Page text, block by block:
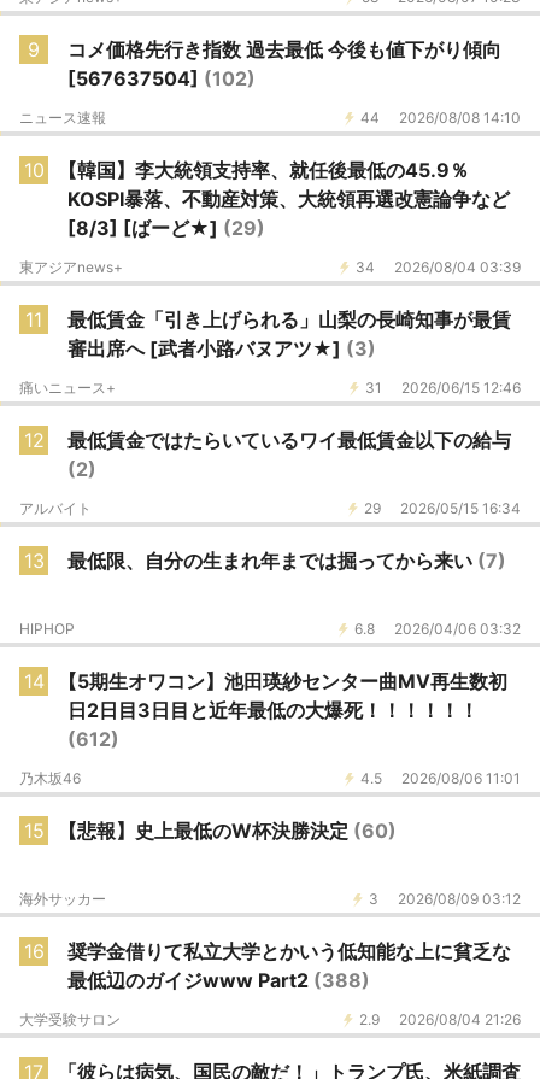
9
コメ価格先行き指数 過去最低 今後も値下がり傾向
[567637504] (102)
44 2026/08/08 14:10
ニュース速報
10
【韓国】李大統領支持率、就任後最低の45.9％
KOSPI暴落、不動産対策、大統領再選改憲論争など
[8/3] [ばーど★] (29)
34 2026/08/04 03:39
東アジアnews+
11
最低賃金「引き上げられる」山梨の長崎知事が最賃
審出席へ [武者小路バヌアツ★] (3)
31 2026/06/15 12:46
痛いニュース+
12
最低賃金ではたらいているワイ最低賃金以下の給与
(2)
29 2026/05/15 16:34
アルバイト
13 最低限、自分の生まれ年までは掘ってから来い (7)
6.8 2026/04/06 03:32
HIPHOP
14
【5期生オワコン】池田瑛紗センター曲MV再生数初
日2日目3日目と近年最低の大爆死！！！！！！
(612)
4.5 2026/08/06 11:01
乃木坂46
15 【悲報】史上最低のW杯決勝決定 (60)
3 2026/08/09 03:12
海外サッカー
16
奨学金借りて私立大学とかいう低知能な上に貧乏な
最低辺のガイジwww Part2 (388)
2.9 2026/08/04 21:26
大学受験サロン
17
「彼らは病気、国民の敵だ！」トランプ氏、米紙調査